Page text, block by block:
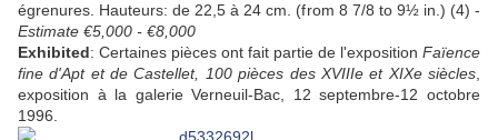
égrenures. Hauteurs: de 22,5 à 24 cm. (from 8 7/8 to 9½ in.) (4) -
Estimate €5,000 - €8,000
Exhibited: Certaines pièces ont fait partie de l'exposition Faïence
fine d'Apt et de Castellet, 100 pièces des XVIIIe et XIXe siècles
exposition à la galerie Verneuil-Bac, 12 septembre-12 octobre
1996.